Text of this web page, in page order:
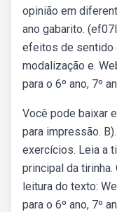
opinião em
ano gabarito.
efeitos de sentido
modalização e.
para o 6º ano, 7º
Você pode baixar
para impressão.
exercícios. Leia a
principal da
leitura do texto:
para o 6º ano, 7º